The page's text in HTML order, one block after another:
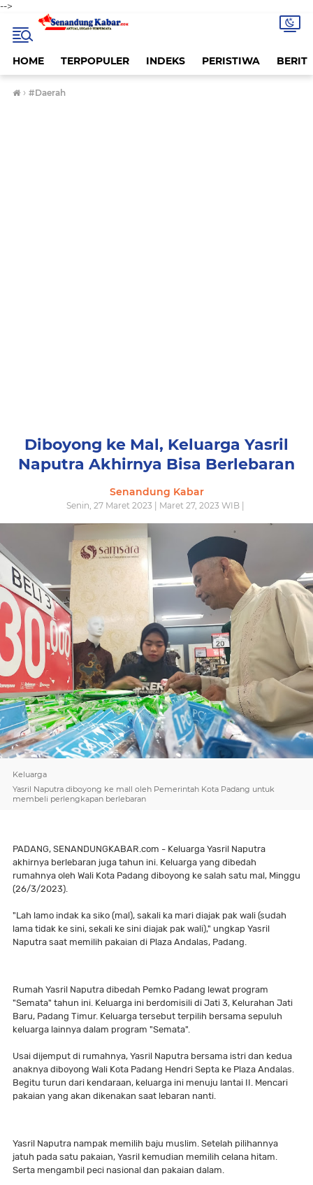
-->
HOME TERPOPULER INDEKS PERISTIWA
› #Daerah
Diboyong ke Mal, Keluarga Yasril
Naputra Akhirnya Bisa Berlebaran
Senandung Kabar
Senin, 27 Maret 2023 | Maret 27, 2023 WIB |
Keluarga
Yasril Naputra diboyong ke mall oleh Pemerintah Kota Padang untuk
membeli perlengkapan berlebaran
PADANG, SENANDUNGKABAR.com - Keluarga Yasril Naputra
akhirnya berlebaran juga tahun ini. Keluarga yang dibedah
rumahnya oleh Wali Kota Padang diboyong ke salah satu mal, Minggu
(26/3/2023).
"Lah lamo indak ka siko (mal), sakali ka mari diajak pak wali (sudah
lama tidak ke sini, sekali ke sini diajak pak wali)," ungkap Yasril
Naputra saat memilih pakaian di Plaza Andalas, Padang.
Rumah Yasril Naputra dibedah Pemko Padang lewat program
"Semata" tahun ini. Keluarga ini berdomisili di Jati 3, Kelurahan Jati
Baru, Padang Timur. Keluarga tersebut terpilih bersama sepuluh
keluarga lainnya dalam program "Semata".
Usai dijemput di rumahnya, Yasril Naputra bersama istri dan kedua
anaknya diboyong Wali Kota Padang Hendri Septa ke Plaza Andalas.
Begitu turun dari kendaraan, keluarga ini menuju lantai II. Mencari
pakaian yang akan dikenakan saat lebaran nanti.
Yasril Naputra nampak memilih baju muslim. Setelah pilihannya
jatuh pada satu pakaian, Yasril kemudian memilih celana hitam.
Serta mengambil peci nasional dan pakaian dalam.